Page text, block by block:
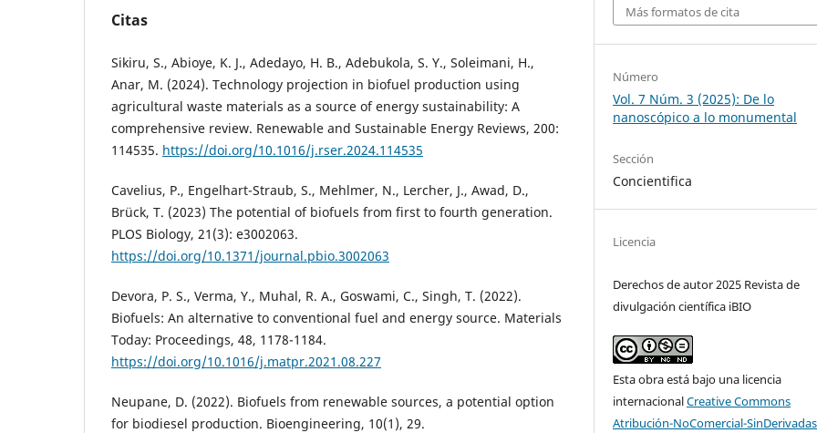
Citas
Sikiru, S., Abioye, K. J., Adedayo, H. B., Adebukola, S. Y., Soleimani, H.,
Anar, M. (2024). Technology projection in biofuel production using
agricultural waste materials as a source of energy sustainability: A
comprehensive review. Renewable and Sustainable Energy Reviews, 200:
114535. https://doi.org/10.1016/j.rser.2024.114535
Cavelius, P., Engelhart-Straub, S., Mehlmer, N., Lercher, J., Awad, D.,
Brück, T. (2023) The potential of biofuels from first to fourth generation.
PLOS Biology, 21(3): e3002063.
https://doi.org/10.1371/journal.pbio.3002063
Devora, P. S., Verma, Y., Muhal, R. A., Goswami, C., Singh, T. (2022).
Biofuels: An alternative to conventional fuel and energy source. Materials
Today: Proceedings, 48, 1178-1184.
https://doi.org/10.1016/j.matpr.2021.08.227
Neupane, D. (2022). Biofuels from renewable sources, a potential option
for biodiesel production. Bioengineering, 10(1), 29.
Más formatos de cita
Número
Vol. 7 Núm. 3 (2025): De lo
nanoscópico a lo monumental
Sección
Concientifica
Licencia
Derechos de autor 2025 Revista de
divulgación científica iBIO
Esta obra está bajo una licencia
internacionalCreative Commons
Atribución-NoComercial-